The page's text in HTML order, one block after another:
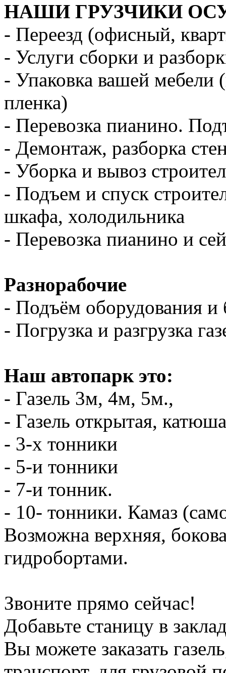
НАШИ ГРУЗЧИКИ
- Переезд (офисный,
- Услуги сборки и
- Упаковка вашей мебели
пленка)
- Перевозка пианино.
- Демонтаж, разборка
- Уборка и вывоз
- Подъем и спуск
шкафа, холодильника
- Перевозка пианино и
Разнорабочие
- Подъём оборудования и
- Погрузка и разгрузка
Наш автопарк это:
- Газель 3м, 4м, 5м.,
- Газель открытая,
- 3-х тонники
- 5-и тонники
- 7-и тонник.
- 10- тонники. Камаз
Возможна верхняя,
гидробортами.
Звоните прямо сейчас!
Добавьте станицу в
Вы можете заказать